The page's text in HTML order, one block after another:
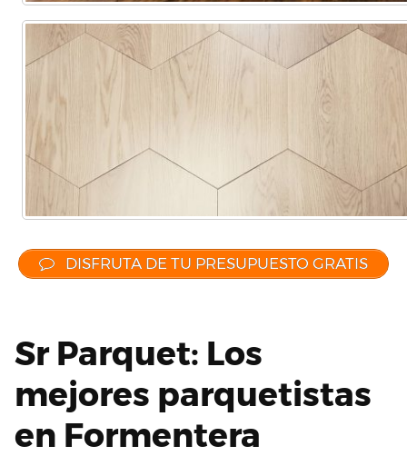
DISFRUTA DE TU PRESUPUESTO GRATIS
Sr Parquet: Los
mejores parquetistas
en Formentera